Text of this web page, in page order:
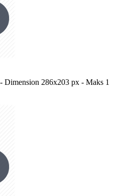
286x203 px - Maks 1